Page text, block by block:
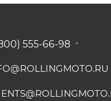
555-66-98